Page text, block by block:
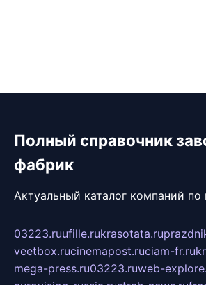
Полный справочник
фабрик
Актуальный каталог компаний по
03223.ruufille.rukrasotata.ru
veetbox.rucinemapost.ruciam-fr.ru
mega-press.ru03223.ruweb-